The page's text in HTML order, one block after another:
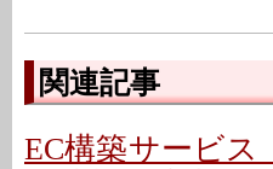
関連記事
EC構築サービ